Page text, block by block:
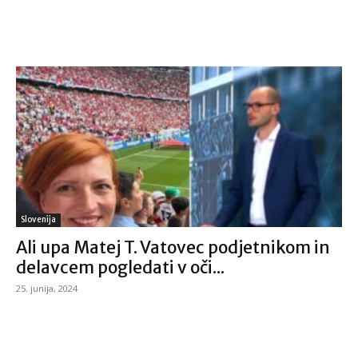
Slovenija
Ali upa Matej T. Vatovec podjetnikom in
delavcem pogledati v oči...
25. junija, 2024